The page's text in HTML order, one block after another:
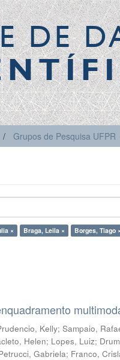
DE
Grupos de Pesquisa UFPR
× Braga, Leila × Borges, Tiago ×
Kelly;Sampaio,
Helen; Lopes, Luiz;
Gabriela; Franco,